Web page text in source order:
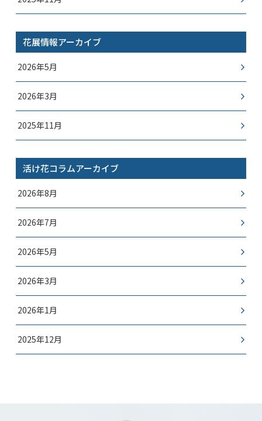
花展情報アーカイブ
2026年5月
2026年3月
2025年11月
活け花コラムアーカイブ
2026年8月
2026年7月
2026年5月
2026年3月
2026年1月
2025年12月